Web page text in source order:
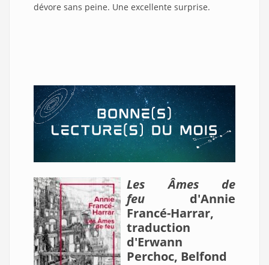
dévore sans peine. Une excellente surprise.
Les Âmes de
feu
d'Annie
Francé-Harrar,
traduction
d'Erwann
Perchoc, Belfond